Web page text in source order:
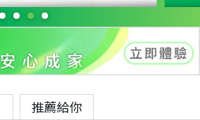
推薦給你